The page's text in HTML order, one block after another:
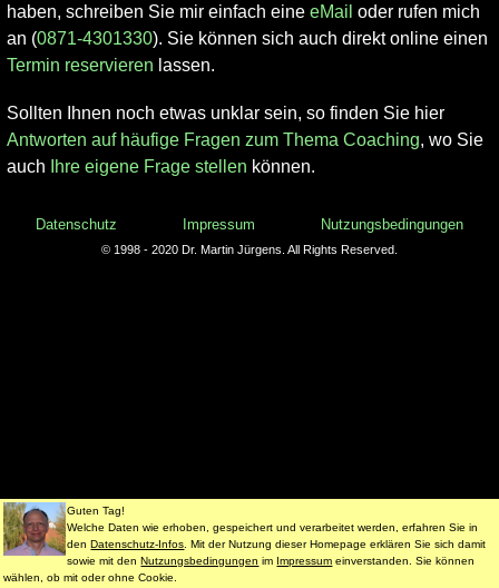
haben, schreiben Sie mir einfach eineeMail oder rufen mich
an (0871-4301330). Sie können sich auch direkt online einen
Termin reservieren lassen.
Sollten Ihnen noch etwas unklar sein, so finden Sie hier
Antworten auf häufige Fragen zum Thema Coaching, wo Sie
auch
Ihre eigene Frage stellen können.
Datenschutz Impressum Nutzungsbedingungen
© 1998 - 2020 Dr. Martin Jürgens. All Rights Reserved.
Guten Tag!
Welche Daten wie erhoben, gespeichert und verarbeitet werden, erfahren Sie in
denDatenschutz-Infos . Mit der Nutzung dieser Homepage erklären Sie sich damit
sowie mit denNutzungsbedingungen im Impressum einverstanden. Sie können
wählen, ob mit oder ohne Cookie.